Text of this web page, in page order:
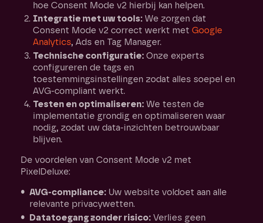
hoe Consent Mode v2 hierbij kan helpen.
Integratie met uw tools: We zorgen dat
Consent Mode v2 correct werkt metGoogle
Analytics, Ads en Tag Manager.
Technische configuratie: Onze experts
configureren de tags en
toestemmingsinstellingen zodat alles soepel en
AVG-compliant werkt.
Testen en optimaliseren: We testen de
implementatie grondig en optimaliseren waar
nodig, zodat uw data-inzichten betrouwbaar
blijven.
De voordelen van Consent Mode v2 met
PixelDeluxe:
AVG-compliance:Uw website voldoet aan alle
relevante privacywetten.
Datatoegang zonder risico:Verlies geen